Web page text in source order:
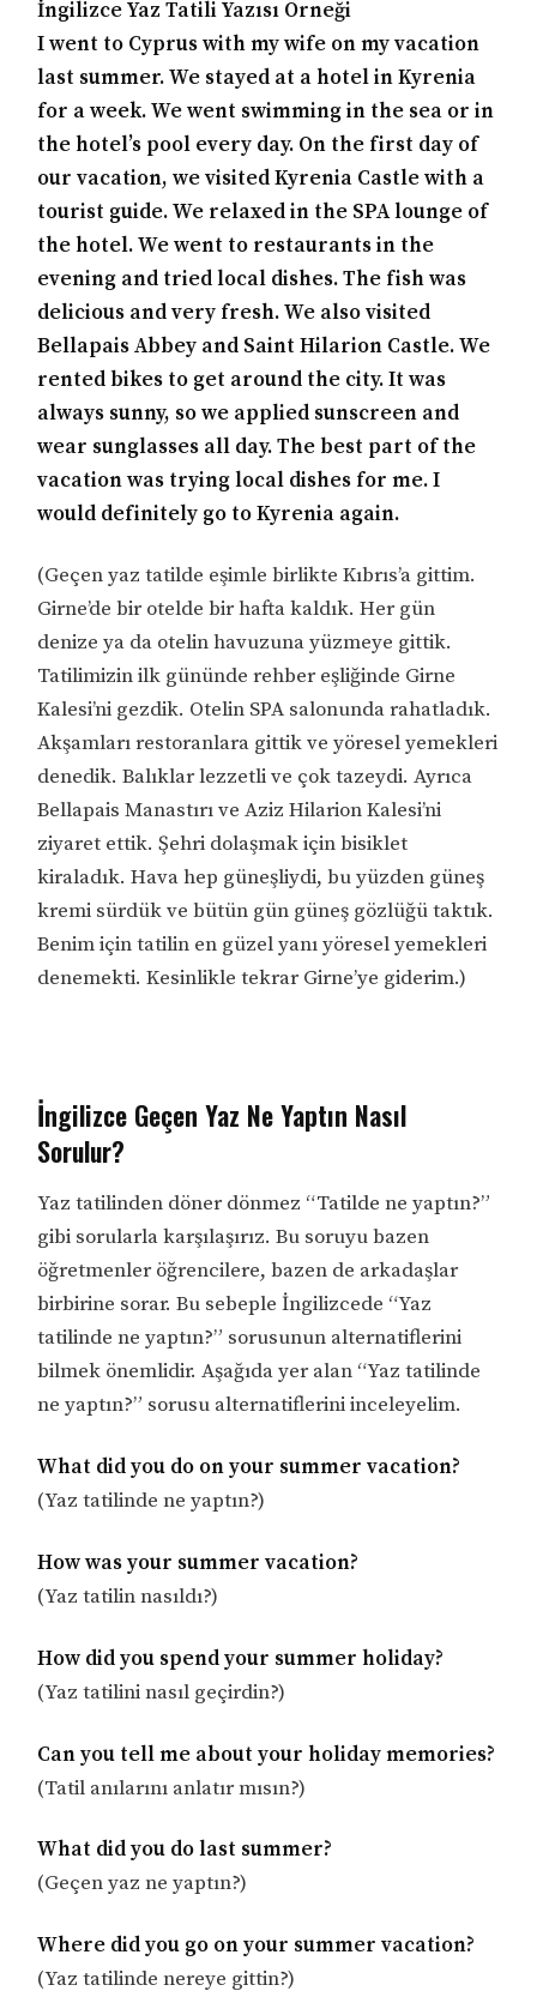
İngilizce Yaz Tatili Yazısı Örneği
I went to Cyprus with my wife on my vacation
last summer. We stayed at a hotel in Kyrenia
for a week. We went swimming in the sea or in
the hotel’s pool every day. On the first day of
our vacation, we visited Kyrenia Castle with a
tourist guide. We relaxed in the SPA lounge of
the hotel. We went to restaurants in the
evening and tried local dishes. The fish was
delicious and very fresh. We also visited
Bellapais Abbey and Saint Hilarion Castle. We
rented bikes to get around the city. It was
always sunny, so we applied sunscreen and
wear sunglasses all day. The best part of the
vacation was trying local dishes for me. I
would definitely go to Kyrenia again.
(Geçen yaz tatilde eşimle birlikte Kıbrıs’a gittim.
Girne’de bir otelde bir hafta kaldık. Her gün
denize ya da otelin havuzuna yüzmeye gittik.
Tatilimizin ilk gününde rehber eşliğinde Girne
Kalesi’ni gezdik. Otelin SPA salonunda rahatladık.
Akşamları restoranlara gittik ve yöresel yemekleri
denedik. Balıklar lezzetli ve çok tazeydi. Ayrıca
Bellapais Manastırı ve Aziz Hilarion Kalesi’ni
ziyaret ettik. Şehri dolaşmak için bisiklet
kiraladık. Hava hep güneşliydi, bu yüzden güneş
kremi sürdük ve bütün gün güneş gözlüğü taktık.
Benim için tatilin en güzel yanı yöresel yemekleri
denemekti. Kesinlikle tekrar Girne’ye giderim.)
İngilizce Geçen Yaz Ne Yaptın Nasıl
Sorulur?
Yaz tatilinden döner dönmez “Tatilde ne yaptın?”
gibi sorularla karşılaşırız. Bu soruyu bazen
öğretmenler öğrencilere, bazen de arkadaşlar
birbirine sorar. Bu sebeple İngilizcede “Yaz
tatilinde ne yaptın?” sorusunun alternatiflerini
bilmek önemlidir. Aşağıda yer alan “Yaz tatilinde
ne yaptın?” sorusu alternatiflerini inceleyelim.
What did you do on your summer vacation?
(Yaz tatilinde ne yaptın?)
How was your summer vacation?
(Yaz tatilin nasıldı?)
How did you spend your summer holiday?
(Yaz tatilini nasıl geçirdin?)
Can you tell me about your holiday memories?
(Tatil anılarını anlatır mısın?)
What did you do last summer?
(Geçen yaz ne yaptın?)
Where did you go on your summer vacation?
(Yaz tatilinde nereye gittin?)